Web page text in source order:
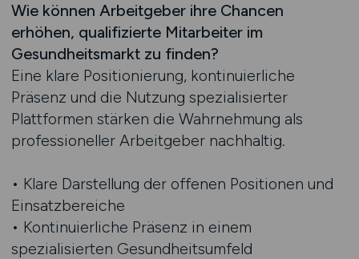
Wie können Arbeitgeber ihre Chancen
erhöhen, qualifizierte Mitarbeiter im
Gesundheitsmarkt zu finden?
Eine klare Positionierung, kontinuierliche
Präsenz und die Nutzung spezialisierter
Plattformen stärken die Wahrnehmung als
professioneller Arbeitgeber nachhaltig.
• Klare Darstellung der offenen Positionen und
Einsatzbereiche
• Kontinuierliche Präsenz in einem
spezialisierten Gesundheitsumfeld